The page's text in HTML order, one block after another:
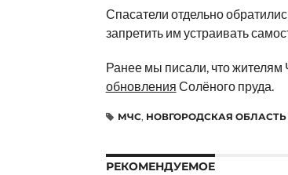
Спасатели отдельно
запретить им устраивать
Ранее мы писали, что жителям
обновления Солёного пруда.
МЧС, НОВГОРОДСКАЯ ОБЛАСТЬ
РЕКОМЕНДУЕМОЕ